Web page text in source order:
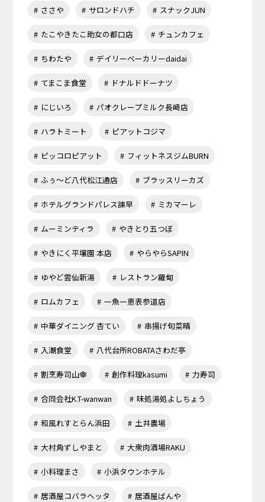
ささや サロンドハチ スナックJUN
たこやきたこ助女の都口店 チュンカフェ
ちわたや デイリーベーカリーdaidai
てまこま食堂 ドナルドドーナツ
にじいろ パオクレープミルク長崎店
ハラトミート ピアットコジマ
ピッコロピアット フィットネスジムBURN
ふぅ～ど八代松江通店 ブラッスリーカズ
ホテルグランドパレス諫早 ミカマーレ
ムーミンティラ やきとり五つぼ
やきにく平壌園 本店 やらやらSAPIN
ゆやど雲仙新湯 レストラン羅甸
ロムカフェ 一魚一恵表参道店
中華ダイニング 杏てい 串揚げ旬菜晴
入潮食堂 八代台所ROBATAさわだ亭
割烹寿司山幸 創作料理kasumi 力寿司
合同会社K.T-wanwan 味処湯処よしちょう
和風れすとらん浜田 土井農場
大村角ずしやまと 大衆肉酒場RAKU
小料理まさ 小浜タウンホテル
居酒屋コバラヘッタ 居酒屋ばんや